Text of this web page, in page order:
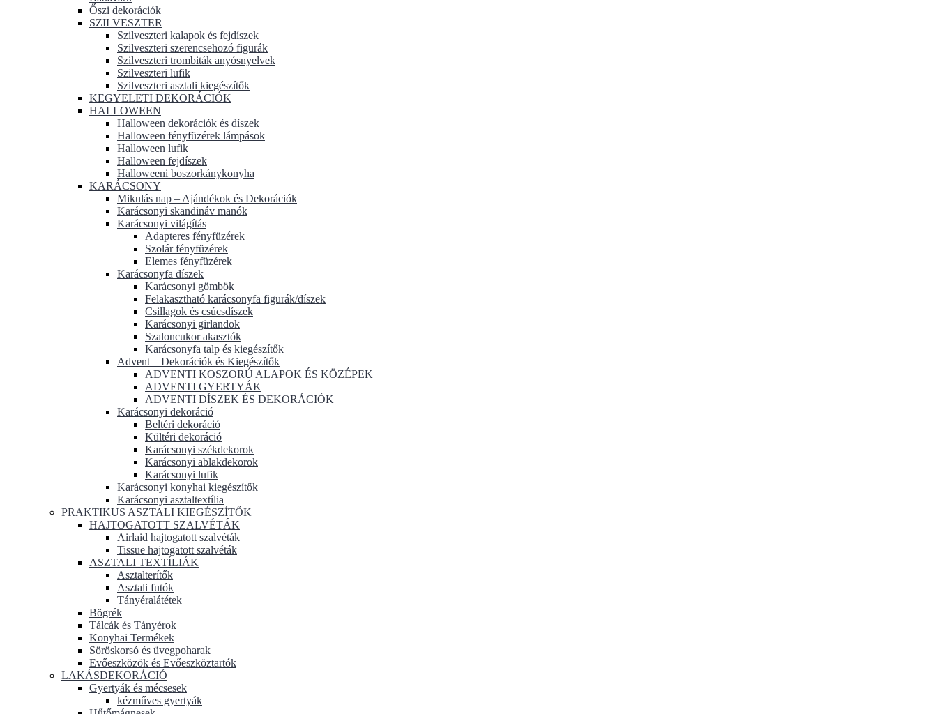
Őszi dekorációk
SZILVESZTER
Szilveszteri kalapok és fejdíszek
Szilveszteri szerencsehozó figurák
Szilveszteri trombiták anyósnyelvek
Szilveszteri lufik
Szilveszteri asztali kiegészítők
KEGYELETI DEKORÁCIÓK
HALLOWEEN
Halloween dekorációk és díszek
Halloween fényfüzérek lámpások
Halloween lufik
Halloween fejdíszek
Halloweeni boszorkánykonyha
KARÁCSONY
Mikulás nap – Ajándékok és Dekorációk
Karácsonyi skandináv manók
Karácsonyi világítás
Adapteres fényfüzérek
Szolár fényfüzérek
Elemes fényfüzérek
Karácsonyfa díszek
Karácsonyi gömbök
Felakasztható karácsonyfa figurák/díszek
Csillagok és csúcsdíszek
Karácsonyi girlandok
Szaloncukor akasztók
Karácsonyfa talp és kiegészítők
Advent – Dekorációk és Kiegészítők
ADVENTI KOSZORÚ ALAPOK ÉS KÖZÉPEK
ADVENTI GYERTYÁK
ADVENTI DÍSZEK ÉS DEKORÁCIÓK
Karácsonyi dekoráció
Beltéri dekoráció
Kültéri dekoráció
Karácsonyi székdekorok
Karácsonyi ablakdekorok
Karácsonyi lufik
Karácsonyi konyhai kiegészítők
Karácsonyi asztaltextília
PRAKTIKUS ASZTALI KIEGÉSZÍTŐK
HAJTOGATOTT SZALVÉTÁK
Airlaid hajtogatott szalvéták
Tissue hajtogatott szalvéták
ASZTALI TEXTÍLIÁK
Asztalterítők
Asztali futók
Tányéralátétek
Bögrék
Tálcák és Tányérok
Konyhai Termékek
Söröskorsó és üvegpoharak
Evőeszközök és Evőeszköztartók
LAKÁSDEKORÁCIÓ
Gyertyák és mécsesek
kézműves gyertyák